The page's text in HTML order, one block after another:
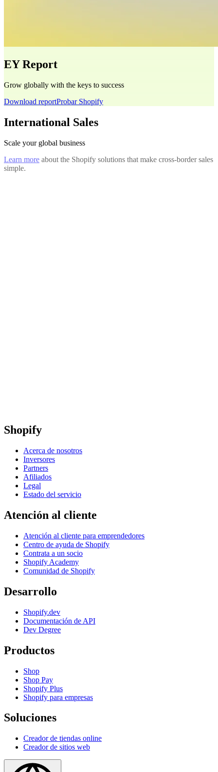
EY Report
Grow globally with the keys to success
Download reportProbar Shopify
International Sales
Scale your global business
Learn more about the Shopify solutions that make cross-border sales
simple.
Shopify
Acerca de nosotros
Inversores
Partners
Afiliados
Legal
Estado del servicio
Atención al cliente
Atención al cliente para emprendedores
Centro de ayuda de Shopify
Contrata a un socio
Shopify Academy
Comunidad de Shopify
Desarrollo
Shopify.dev
Documentación de API
Dev Degree
Productos
Shop
Shop Pay
Shopify Plus
Shopify para empresas
Soluciones
Creador de tiendas online
Creador de sitios web